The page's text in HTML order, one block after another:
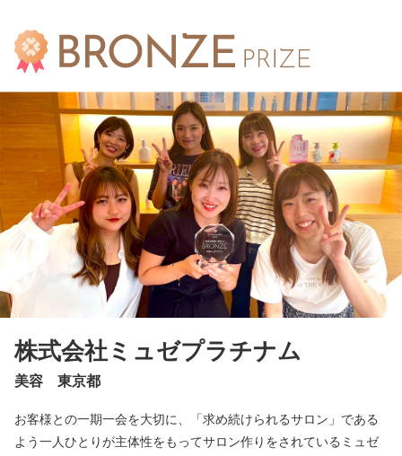
株式会社ミュゼプラチナム
美容 東京都
お客様との一期一会を大切に、「求め続けられるサロン」である
よう一人ひとりが主体性をもってサロン作りをされているミュゼ